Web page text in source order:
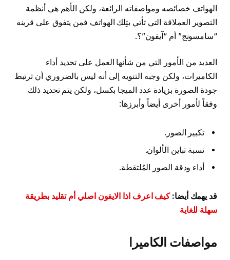
الهواتف خصائصه ومواصفاته الرائعة، ولكن الأهم هي أنظمة
التصوير العملاقة التي تأتي بتِلك الهواتف فمن يتفوق على قرينه
“سامسونج” أم “آيفون”؟.
العديد من الأمور التي من شأنها العمل على تحديد أداء
الكاميرات، ولكن وجبه التنويه إلى أنه ليس بالضروري أن ترتبط
جودة الصورة بزيادة عدد الميجا بكسل، ولكن يتم تحديد ذلك
وفقاً لأمور أخرى أيضاً وأبرزها:
تكبير الصور.
نسبة تباين الألوان.
أداء ودقة الصور المُلتقطة.
قد يهمك أيضا: كيف اعرف اذا الايفون اصلي أم تقليد بطريقة
سهلة للغاية
مواصفات الكاميرا